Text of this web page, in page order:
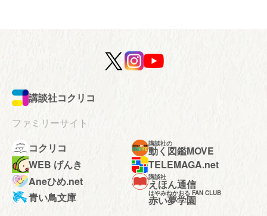
講談社コクリコ
ファミリーサイト
コクリコ
講談社の
動く図鑑MOVE
WEB げんき
TELEMAGA.net
Aneひめ.net
講談社
えほん通信
青い鳥文庫
はやみねかおる FAN CLUB
赤い夢学園